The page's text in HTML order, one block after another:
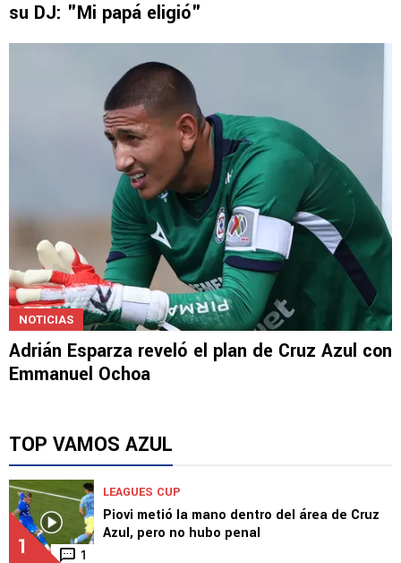
su DJ: "Mi papá eligió"
NOTICIAS
Adrián Esparza reveló el plan de Cruz Azul con
Emmanuel Ochoa
TOP VAMOS AZUL
1 1
LEAGUES CUP
Piovi metió la mano dentro del área de Cruz
Azul, pero no hubo penal